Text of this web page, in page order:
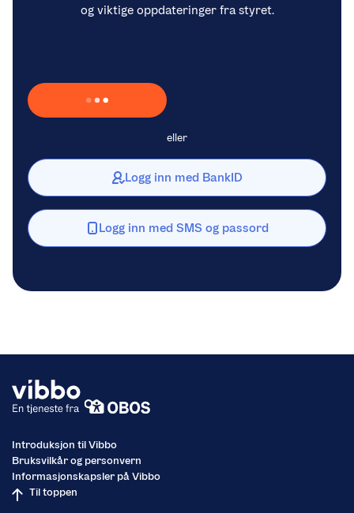
og viktige oppdateringer fra styret.
Laster inn Vipps …
eller
Logg inn med BankID
Logg inn med SMS og passord
Introduksjon til Vibbo
Bruksvilkår og personvern
Informasjonskapsler på Vibbo
Til toppen